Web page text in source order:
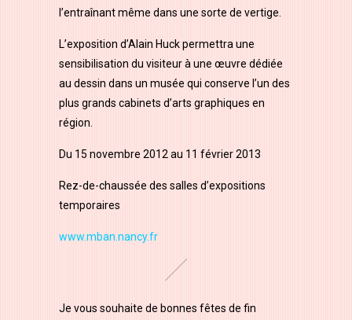
l’entraînant même dans une sorte de vertige.
L’exposition d’Alain Huck permettra une
sensibilisation du visiteur à une œuvre dédiée
au dessin dans un musée qui conserve l’un des
plus grands cabinets d’arts graphiques en
région.
Du 15 novembre 2012 au 11 février 2013
Rez-de-chaussée des salles d’expositions
temporaires
www.mban.nancy.fr
Je vous souhaite de bonnes fêtes de fin